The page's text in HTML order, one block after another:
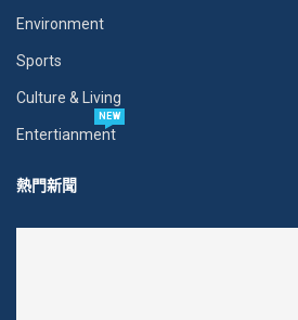
Environment
Sports
Culture & Living
Entertianment
NEW
熱門新聞